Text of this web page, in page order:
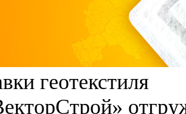
геотекстиля